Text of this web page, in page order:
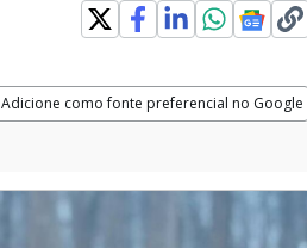
Adicione como fonte preferencial no Google